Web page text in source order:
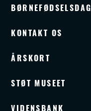
BØRNEFØDSELSDAG
KONTAKT OS
ÅRSKORT
STØT MUSEET
VIDENSBANK